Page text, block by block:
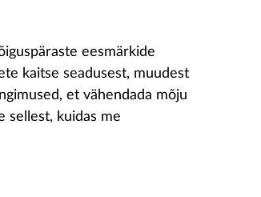
eesmärkide
kaitse seadusest, muudest
et vähendada mõju
sellest, kuidas me